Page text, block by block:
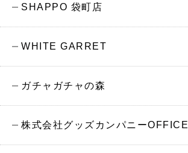
SHAPPO 袋町店
WHITE GARRET
ガチャガチャの森
株式会社グッズカンパニーOFFICE